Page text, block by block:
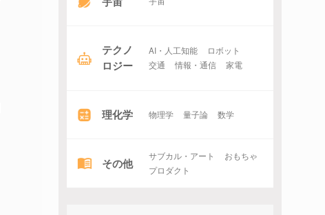
テクノ
ロジー
AI・人工知能
ロボット
交通
情報・通信 家電
理化学 物理学 量子論 数学
その他 サブカル・アート
おもちゃ
プロダクト